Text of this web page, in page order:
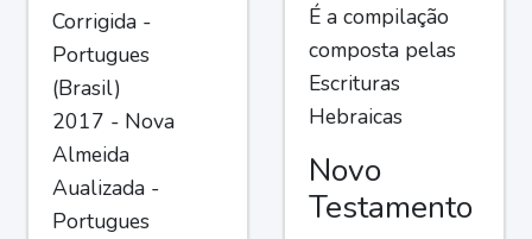
Corrigida -
Portugues
(Brasil)
2017 - Nova
Almeida
Aualizada -
Portugues
É a compilação
composta pelas
Escrituras
Hebraicas
Novo
Testamento